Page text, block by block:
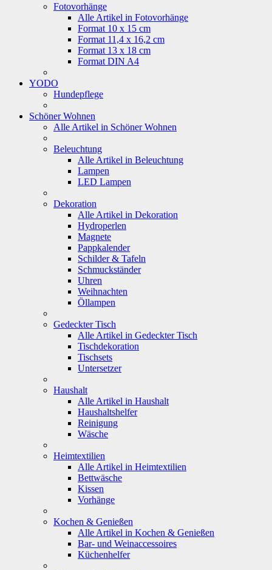
Fotovorhänge
Alle Artikel in Fotovorhänge
Format 10 x 15 cm
Format 11,4 x 16,2 cm
Format 13 x 18 cm
Format DIN A4
YODO
Hundepflege
Schöner Wohnen
Alle Artikel in Schöner Wohnen
Beleuchtung
Alle Artikel in Beleuchtung
Lampen
LED Lampen
Dekoration
Alle Artikel in Dekoration
Hydroperlen
Magnete
Pappkalender
Schilder & Tafeln
Schmuckständer
Uhren
Weihnachten
Öllampen
Gedeckter Tisch
Alle Artikel in Gedeckter Tisch
Tischdekoration
Tischsets
Untersetzer
Haushalt
Alle Artikel in Haushalt
Haushaltshelfer
Reinigung
Wäsche
Heimtextilien
Alle Artikel in Heimtextilien
Bettwäsche
Kissen
Vorhänge
Kochen & Genießen
Alle Artikel in Kochen & Genießen
Bar- und Weinaccessoires
Küchenhelfer